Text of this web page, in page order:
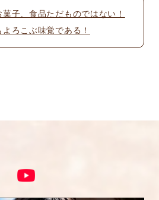
を入力してください。
菓子、食品ただものではない！
ろこぶ味覚である！